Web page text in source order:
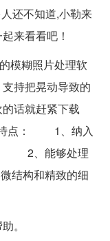
还不知道,小勒来
来看看吧！
模糊照片处理软
持把晃动导致的
话就赶紧下载
点： 1、纳入
。 2、能够处理
结构和精致的细
。